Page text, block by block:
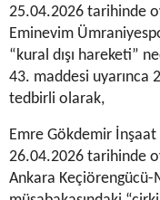
25.04.2026 tarihinde
Eminevim
“kural dışı hareketi”
43. maddesi
tedbirli olarak,
Emre Gökdemir İnşaat
26.04.2026 tarihinde
Ankara Keçiörengücü-